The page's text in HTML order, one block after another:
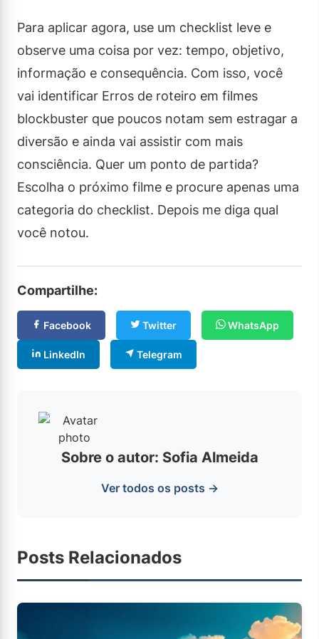
Para aplicar agora, use um checklist leve e
observe uma coisa por vez: tempo, objetivo,
informação e consequência. Com isso, você
vai identificar Erros de roteiro em filmes
blockbuster que poucos notam sem estragar a
diversão e ainda vai assistir com mais
consciência. Quer um ponto de partida?
Escolha o próximo filme e procure apenas uma
categoria do checklist. Depois me diga qual
você notou.
Compartilhe:
Facebook Twitter WhatsApp
LinkedIn Telegram
Sobre o autor: Sofia Almeida
Ver todos os posts →
Posts Relacionados